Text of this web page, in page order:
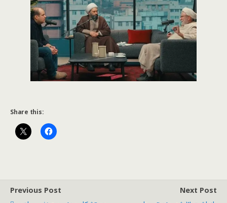
Share this:
Previous Post Next Post